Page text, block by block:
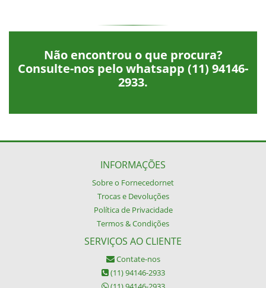
Não encontrou o que procura?
Consulte-nos pelo whatsapp (11) 94146-
2933.
INFORMAÇÕES
Sobre o Fornecedornet
Trocas e Devoluções
Política de Privacidade
Termos & Condições
SERVIÇOS AO CLIENTE
Contate-nos
(11) 94146-2933